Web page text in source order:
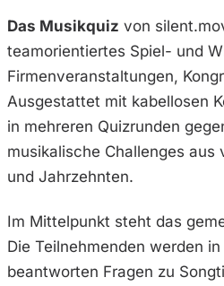
Das Musikquiz von
teamorientiertes Spiel- und
Firmenveranstaltungen,
Ausgestattet mit kabellosen
in mehreren Quizrunden
musikalische Challenges aus
und Jahrzehnten.
Im Mittelpunkt steht das
Die Teilnehmenden werden
beantworten Fragen zu